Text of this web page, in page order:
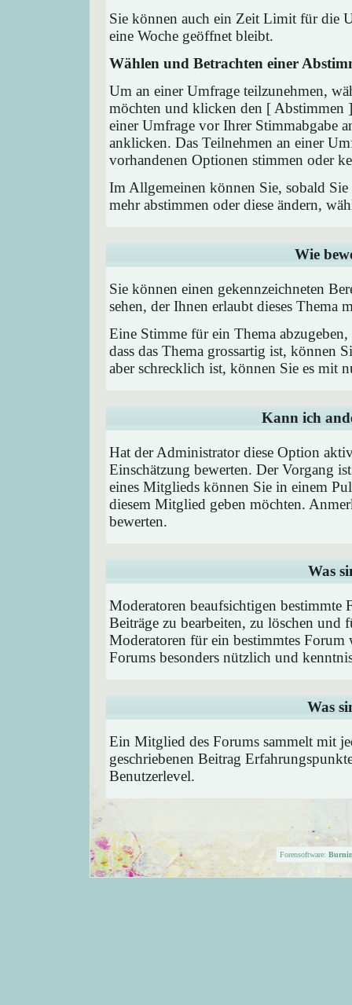
Sie können auch ein Zeit Limit für die
eine Woche geöffnet bleibt.
Wählen und Betrachten einer
Um an einer Umfrage teilzunehmen,
möchten und klicken den [ Abstimmen
einer Umfrage vor Ihrer Stimmabgabe
anklicken. Das Teilnehmen an einer
vorhandenen Optionen stimmen oder
Im Allgemeinen können Sie, sobald
mehr abstimmen oder diese ändern,
Wie
Sie können einen gekennzeichneten
sehen, der Ihnen erlaubt dieses Thema
Eine Stimme für ein Thema
dass das Thema grossartig ist, können
aber schrecklich ist, können Sie es mit
Kann ich
Hat der Administrator diese Option
Einschätzung bewerten. Der Vorgang
eines Mitglieds können Sie in einem
diesem Mitglied geben möchten.
bewerten.
Was
Moderatoren beaufsichtigen
Beiträge zu bearbeiten, zu löschen und
Moderatoren für ein bestimmtes Forum
Forums besonders nützlich und
Was
Ein Mitglied des Forums sammelt mit
geschriebenen Beitrag
Benutzerlevel.
Forensoftware: